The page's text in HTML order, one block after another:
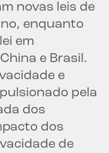
novas leis de
enquanto
em
e Brasil.
e
pela
dos
dos
de